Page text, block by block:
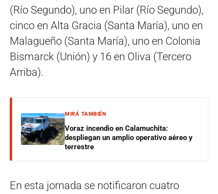
(Río Segundo), uno en Pilar (Río Segundo),
cinco en Alta Gracia (Santa María), uno en
Malagueño (Santa María), uno en Colonia
Bismarck (Unión) y 16 en Oliva (Tercero
Arriba).
MIRÁ TAMBIÉN
Voraz incendio en Calamuchita:
despliegan un amplio operativo aéreo y
terrestre
En esta jornada se notificaron cuatro